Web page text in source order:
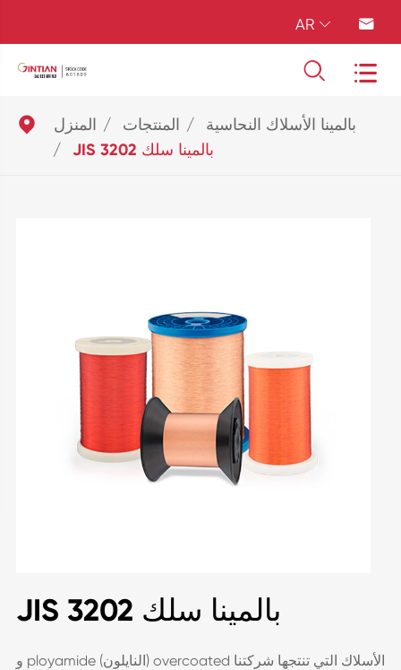
AR  
 
 المنزل المنتجات بالمينا الأسلاك النحاسية
JIS 3202 بالمينا سلك
JIS 3202 بالمينا سلك
و ployamide (النايلون) overcoated الأسلاك التي تنتجها شركتنا